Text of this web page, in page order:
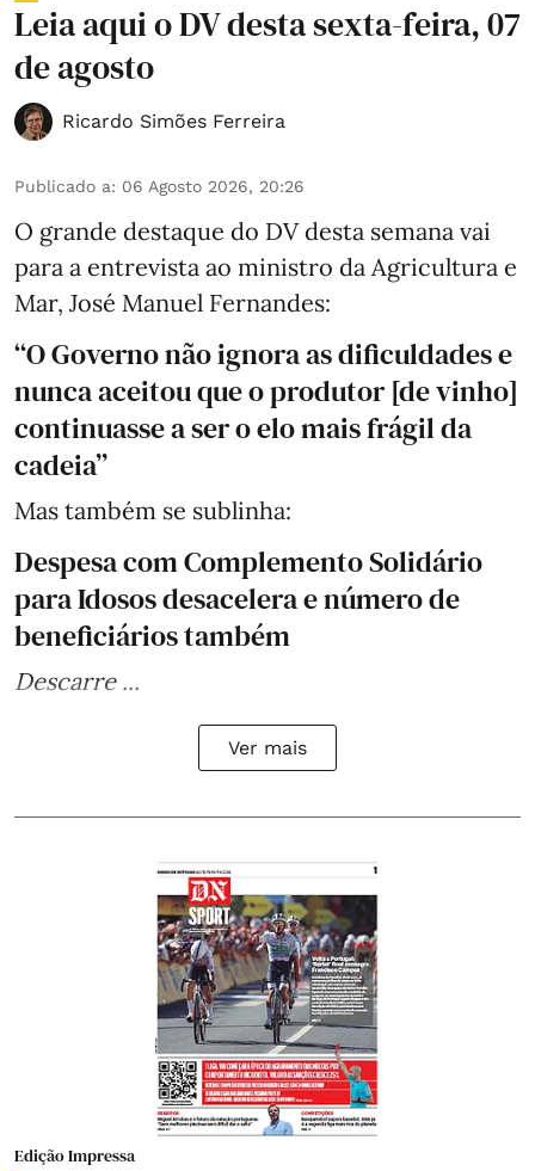
Leia aqui o DV desta sexta-feira, 07
de agosto
Ricardo Simões Ferreira
Publicado a: 06 Agosto 2026, 20:26
O grande destaque do DV desta semana vai
para a entrevista ao ministro da Agricultura e
Mar, José Manuel Fernandes:
“O Governo não ignora as dificuldades e
nunca aceitou que o produtor [de vinho]
continuasse a ser o elo mais frágil da
cadeia”
Mas também se sublinha:
Despesa com Complemento Solidário
para Idosos desacelera e número de
beneficiários também
Descarre ...
Ver mais
Edição Impressa